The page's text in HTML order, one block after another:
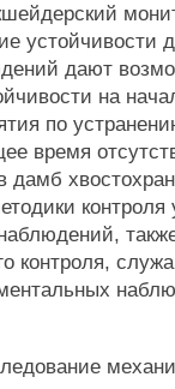
устойчивости
дают
на
по
время
дамб
контроля
контроля,